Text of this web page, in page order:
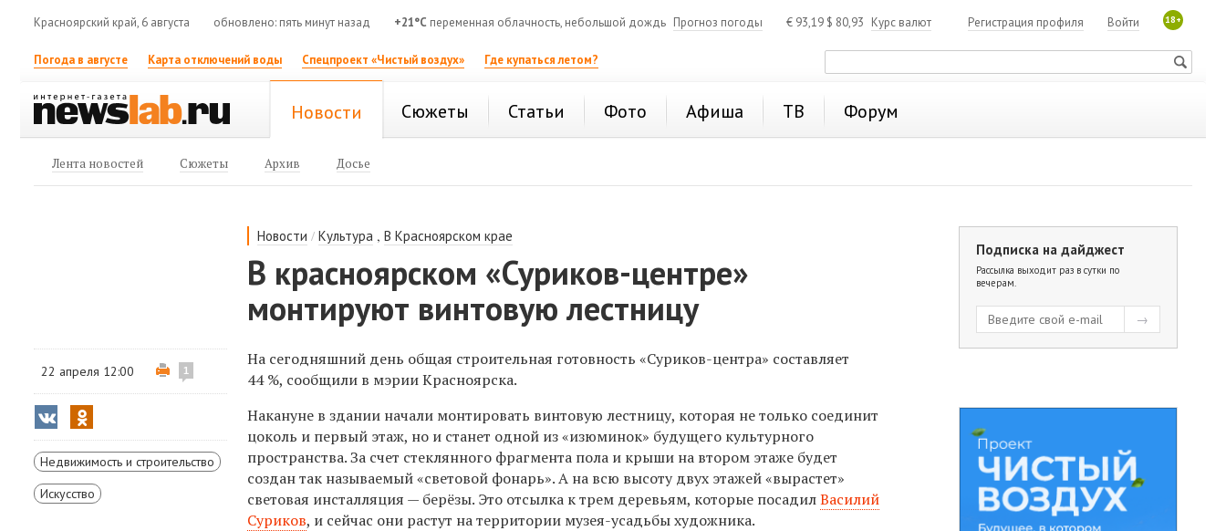
Красноярский край, 6 августа обновлено: пять минут назад +21°C переменная облачность, небольшой дождь Прогноз погоды € 93,19 $ 80,93 Курс валют 18+
Войти
Регистрация профиля
Погода в августе Карта отключений воды Спецпроект «Чистый воздух» Где купаться летом?
Новости Сюжеты Статьи Фото Афиша ТВ Форум
Лента новостей Сюжеты Архив Досье
Новости /Культура ,В Красноярском крае
В красноярском «Суриков-центре»
монтируют винтовую лестницу
22 апреля 12:00 1
Недвижимость и строительство
Искусство
На сегодняшний день общая строительная готовность «Суриков-центра» составляет
44 %, сообщили в мэрии Красноярска.
Накануне в здании начали монтировать винтовую лестницу, которая не только соединит
цоколь и первый этаж, но и станет одной из «изюминок» будущего культурного
пространства. За счет стеклянного фрагмента пола и крыши на втором этаже будет
создан так называемый «световой фонарь». А на всю высоту двух этажей «вырастет»
световая инсталляция — берёзы. Это отсылка к трем деревьям, которые посадилВасилий
Суриков, и сейчас они растут на территории музея-усадьбы художника.
Подписка на дайджест
Рассылка выходит раз в сутки по
вечерам.